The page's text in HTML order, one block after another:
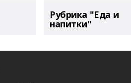
Рубрика "Еда и
напитки"